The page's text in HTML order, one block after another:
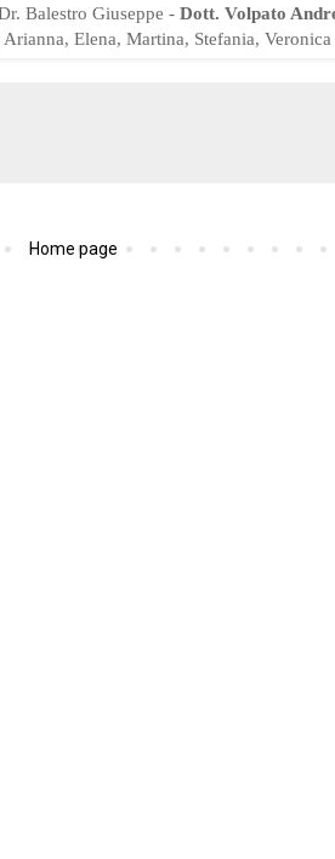
Balestro Giuseppe - Dott. Volpato
Elena, Martina, Stefania, Veronica
Home page